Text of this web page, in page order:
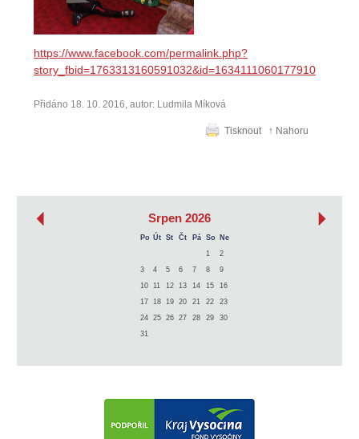
https://www.facebook.com/permalink.php?
story_fbid=1763313160591032&id=1634111060177910
Přidáno 18. 10. 2016, autor: Ludmila Míková
Tisknout ↑ Nahoru
Srpen 2026
Po Út St Čt Pá So
Ne
1
2
3
4 5 6 7 8
9
10
11 12 13 14 15
16
17
18 19 20 21 22
23
24
25 26 27 28 29
30
31